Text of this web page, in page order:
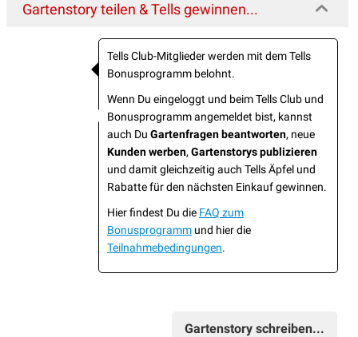
Gartenstory teilen & Tells gewinnen...
Tells Club-Mitglieder werden mit dem Tells
Bonusprogramm belohnt.
Wenn Du eingeloggt und beim Tells Club und
Bonusprogramm angemeldet bist, kannst
auch Du Gartenfragen beantworten, neue
Kunden werben, Gartenstorys publizieren
und damit gleichzeitig auch Tells Äpfel und
Rabatte für den nächsten Einkauf gewinnen.
Hier findest Du die FAQ zum
Bonusprogramm und hier die
Teilnahmebedingungen.
Gartenstory schreiben...